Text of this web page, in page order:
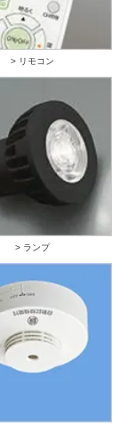
> リモコン
> ランプ